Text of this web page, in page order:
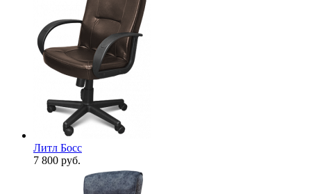
Литл Босс
7 800 руб.